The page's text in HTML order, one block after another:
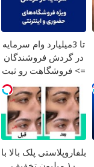
تا 3میلیارد وام سرمایه
در گردش فروشندگان
=> فروشگاهت رو ثبت
کن
بلفاروپلاستی پلک بالا با